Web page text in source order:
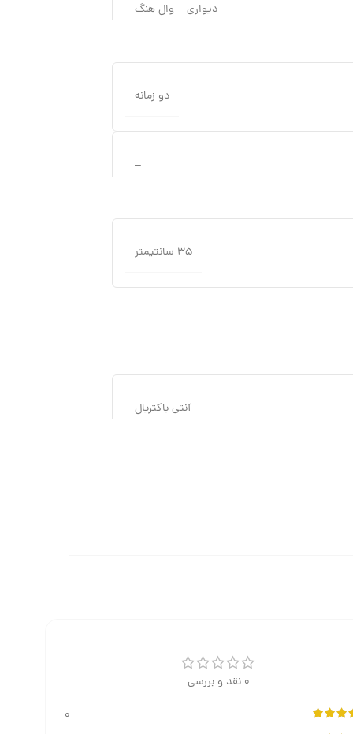
دیواری – وال هنگ
دو زمانه
–
۳۵ سانتیمتر
آنتی باکتریال
0 نقد و بررسی
0